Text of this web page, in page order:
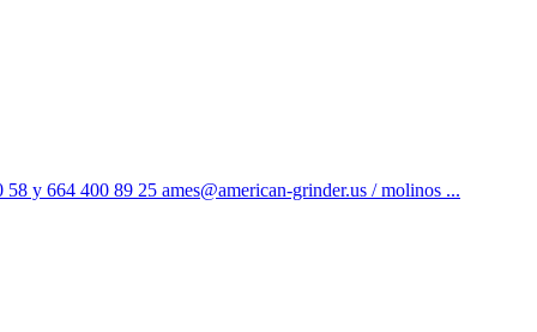
y 664 400 89 25 ames@american-grinder.us / molinos ...